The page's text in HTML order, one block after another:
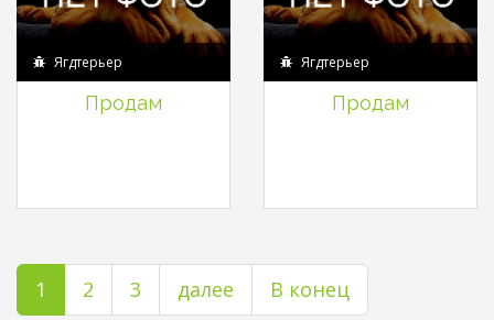
Ягдтерьер
Продам
Ягдтерьер
Продам
1 2 3 далее В конец